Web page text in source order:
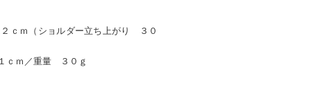
ｍ（ショルダー立ち上がり ３０
ｍ／重量 ３０ｇ